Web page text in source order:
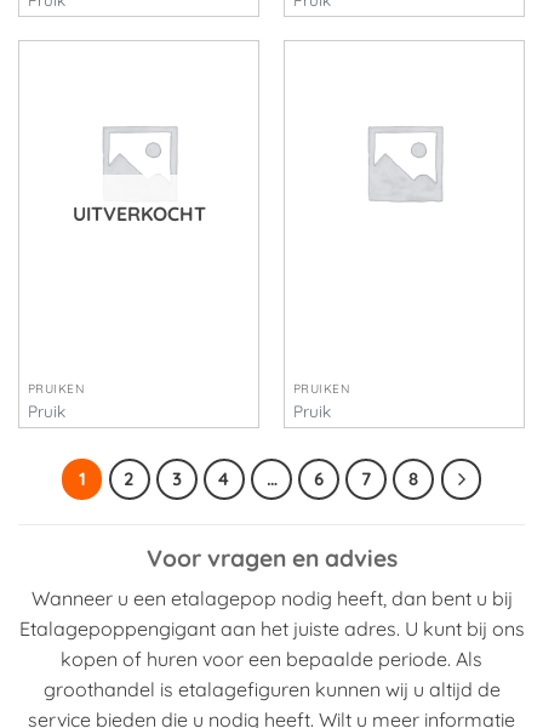
€45,00
€45,00
UITVERKOCHT
PRUIKEN
Pruik
€45,00
PRUIKEN
Pruik
€45,00
1 2 3 4 … 6 7 8
Voor vragen en advies
Wanneer u een etalagepop nodig heeft, dan bent u bij
Etalagepoppengigant aan het juiste adres. U kunt bij ons
kopen of huren voor een bepaalde periode. Als
groothandel is etalagefiguren kunnen wij u altijd de
service bieden die u nodig heeft. Wilt u meer informatie